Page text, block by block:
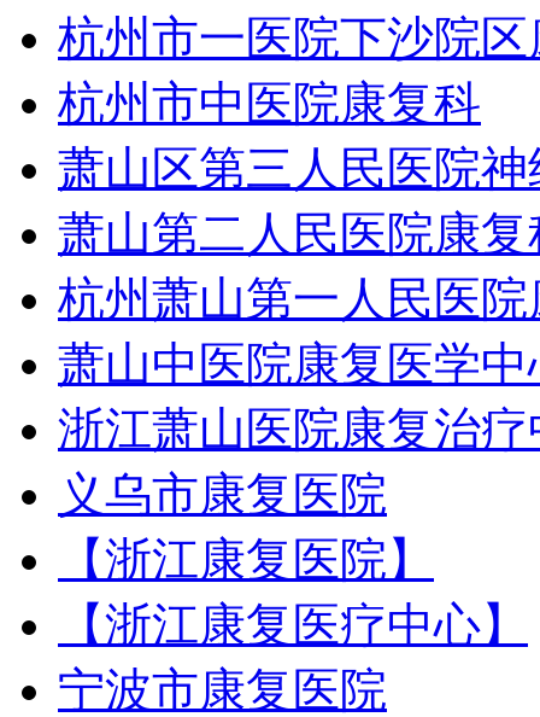
杭州市一医院下沙院
杭州市中医院康复科
萧山区第三人民医院
萧山第二人民医院康复
杭州萧山第一人民医
萧山中医院康复医学中
浙江萧山医院康复治疗
义乌市康复医院
【浙江康复医院】
【浙江康复医疗中心】
宁波市康复医院